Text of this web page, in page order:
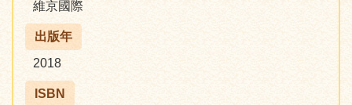
維京國際
出版年
2018
ISBN